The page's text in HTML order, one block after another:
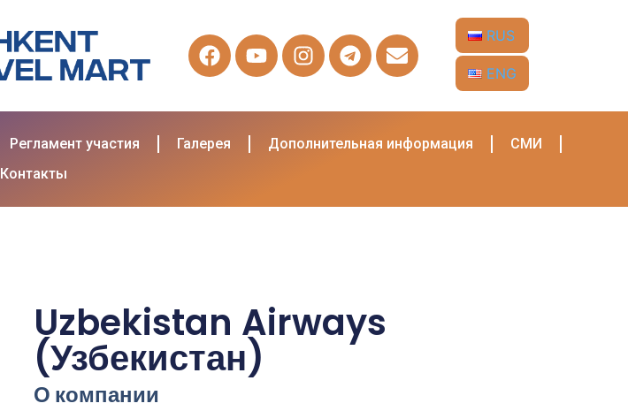
RUS
ENG
Регламент участия Галерея Дополнительная информация
СМИ
Контакты
Uzbekistan Airways
(Узбекистан)
О компании